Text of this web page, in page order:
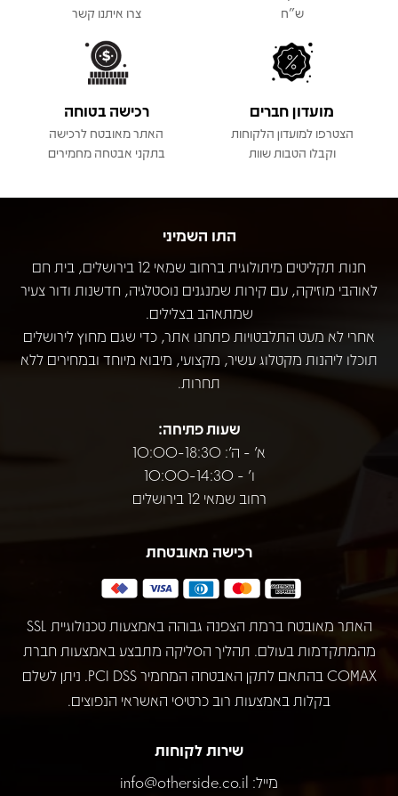
ש"ח
צרו איתנו קשר
מועדון חברים
הצטרפו למועדון הלקוחות
וקבלו הטבות שוות
רכישה בטוחה
האתר מאובטח לרכישה
בתקני אבטחה מחמירים
התו השמיני
חנות תקליטים מיתולוגית ברחוב שמאי 12 בירושלים, בית חם
לאוהבי מוזיקה, עם קירות שמנגנים נוסטלגיה, חדשנות ודור צעיר
שמתאהב בצלילים.
אחרי לא מעט התלבטויות פתחנו אתר, כדי שגם מחוץ לירושלים
תוכלו ליהנות מקטלוג עשיר, מקצועי, מיבוא מיוחד ובמחירים ללא
תחרות.
שעות פתיחה:
א' - ה': 10:00-18:30
ו' - 10:00-14:30
רחוב שמאי 12 בירושלים
רכישה מאובטחת
האתר מאובטח ברמת הצפנה גבוהה באמצעות טכנולוגיית SSL
מהמתקדמות בעולם. תהליך הסליקה מתבצע באמצעות חברת
COMAX בהתאם לתקן האבטחה המחמיר PCI DSS. ניתן לשלם
בקלות באמצעות רוב כרטיסי האשראי הנפוצים.
שירות לקוחות
מייל: info@otherside.co.il